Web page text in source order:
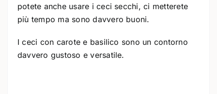
potete anche usare i ceci secchi, ci metterete
più tempo ma sono davvero buoni.
I ceci con carote e basilico sono un contorno
davvero gustoso e versatile.